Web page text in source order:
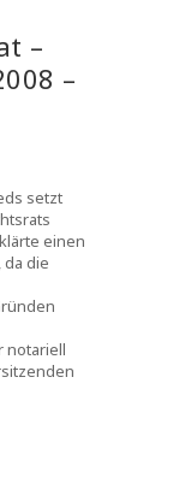
–
–
setzt
einen
die
notariell